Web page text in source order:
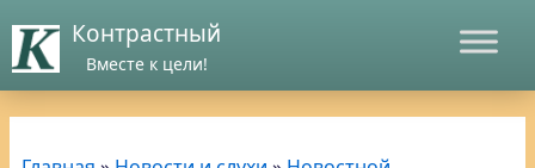
Контрастный
Вместе к цели!